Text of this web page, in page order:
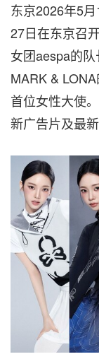
东京2026年5月
27日在东京召
女团aespa的
MARK &
首位女性大使
新广告片及最